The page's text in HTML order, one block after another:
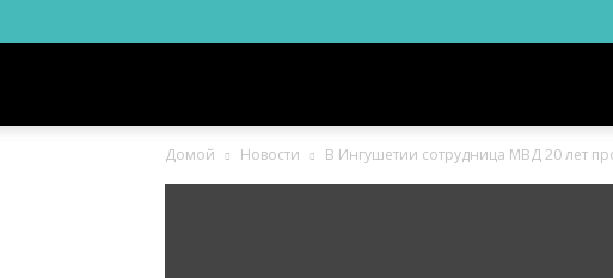
Ингушетии
Домой Новости В Ингушетии сотрудница МВД 20 лет